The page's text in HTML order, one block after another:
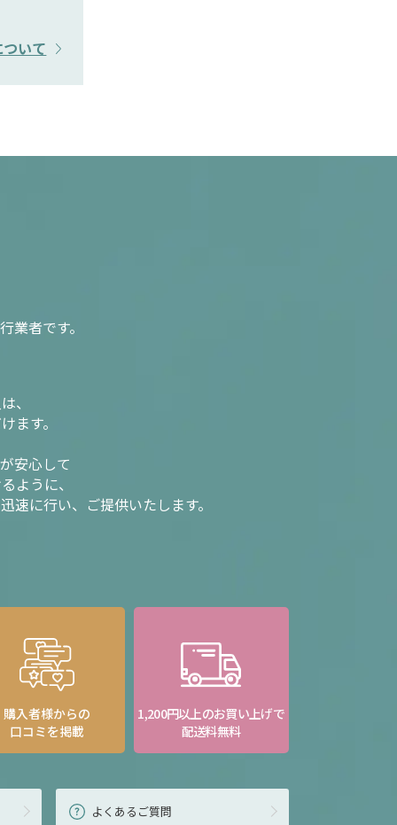
いて
業者です。
、
ます。
安心して
ように、
速に行い、ご提供いたします。
購入者様からの
口コミを掲載
1,200円以上のお買い上げで
配送料無料
よくあるご質問